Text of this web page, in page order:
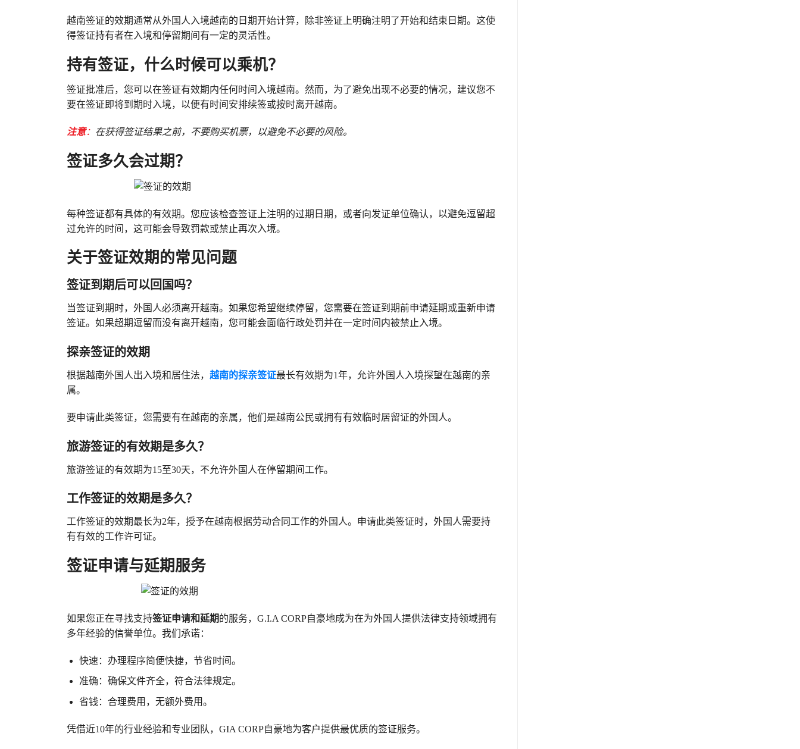
越南签证的效期通常从外国人入境越南的日期开始计算，除非签证上明确注明了开始和结束日期。这使
得签证持有者在入境和停留期间有一定的灵活性。
持有签证，什么时候可以乘机？
签证批准后，您可以在签证有效期内任何时间入境越南。然而，为了避免出现不必要的情况，建议您不
要在签证即将到期时入境，以便有时间安排续签或按时离开越南。
注意： 在获得签证结果之前，不要购买机票，以避免不必要的风险。
签证多久会过期？
每种签证都有具体的有效期。您应该检查签证上注明的过期日期，或者向发证单位确认，以避免逗留超
过允许的时间，这可能会导致罚款或禁止再次入境。
关于签证效期的常见问题
签证到期后可以回国吗？
当签证到期时，外国人必须离开越南。如果您希望继续停留，您需要在签证到期前申请延期或重新申请
签证。如果超期逗留而没有离开越南，您可能会面临行政处罚并在一定时间内被禁止入境。
探亲签证的效期
根据越南外国人出入境和居住法， 越南的探亲签证最长有效期为1年，允许外国人入境探望在越南的亲
属。
要申请此类签证，您需要有在越南的亲属，他们是越南公民或拥有有效临时居留证的外国人。
旅游签证的有效期是多久？
旅游签证的有效期为15至30天，不允许外国人在停留期间工作。
工作签证的效期是多久？
工作签证的效期最长为2年，授予在越南根据劳动合同工作的外国人。申请此类签证时，外国人需要持
有有效的工作许可证。
签证申请与延期服务
如果您正在寻找支持签证申请和延期的服务，G.I.A CORP自豪地成为在为外国人提供法律支持领域拥有
多年经验的信誉单位。我们承诺：
快速：办理程序简便快捷，节省时间。
准确：确保文件齐全，符合法律规定。
省钱：合理费用，无额外费用。
凭借近10年的行业经验和专业团队，GIA CORP自豪地为客户提供最优质的签证服务。